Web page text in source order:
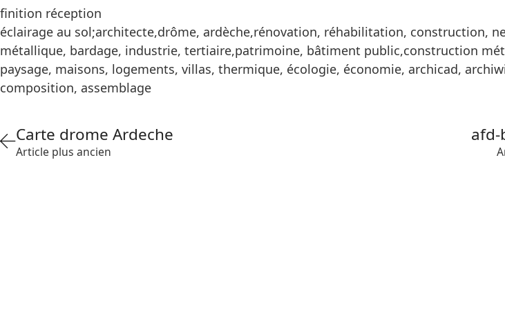
finition réception
éclairage au sol;architecte,drôme, ardèche,rénovation, réhabilitation, construction,
métallique, bardage, industrie, tertiaire,patrimoine, bâtiment public,construction
paysage, maisons, logements, villas, thermique, écologie, économie, archicad,
composition, assemblage
Carte drome Ardeche
Article plus ancien
afd-